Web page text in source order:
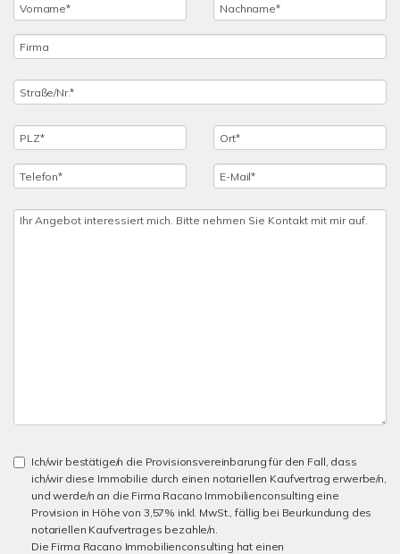
Ich/wir bestätige/n die Provisionsvereinbarung für den Fall, dass
ich/wir diese Immobilie durch einen notariellen Kaufvertrag erwerbe/n,
und werde/n an die Firma Racano Immobilienconsulting eine
Provision in Höhe von 3,57% inkl. MwSt., fällig bei Beurkundung des
notariellen Kaufvertrages bezahle/n.
Die Firma Racano Immobilienconsulting hat einen